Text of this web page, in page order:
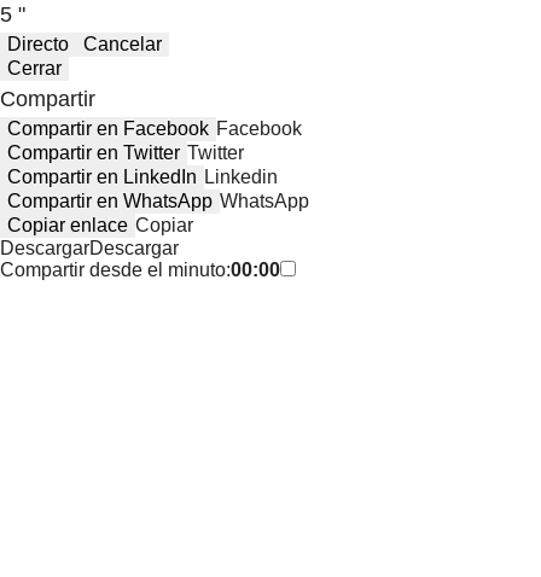
5 "
Directo
Cancelar
Cerrar
Compartir
Compartir en Facebook Facebook
Compartir en Twitter Twitter
Compartir en LinkedIn Linkedin
Compartir en WhatsApp WhatsApp
Copiar enlace Copiar
DescargarDescargar
Compartir desde el minuto:00:00